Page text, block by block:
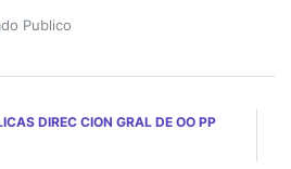
Publico
DIREC CION GRAL DE OO PP